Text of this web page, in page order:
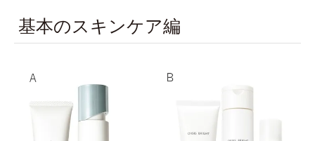
基本のスキンケア編